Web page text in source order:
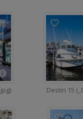
Destin 15